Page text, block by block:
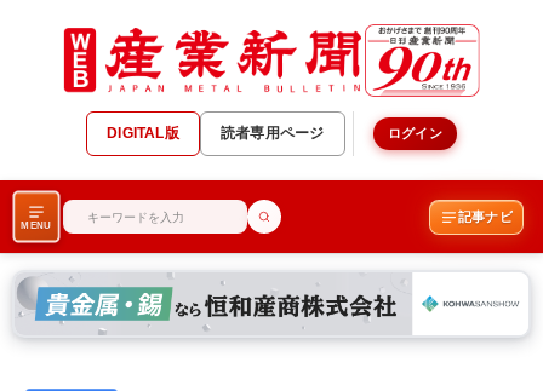
DIGITAL版 読者専用ページ ログイン
MENU
記事ナビ